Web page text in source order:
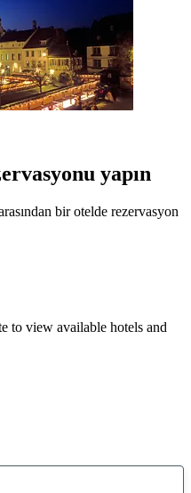
yapın
bir otelde rezervasyon
to view available hotels and